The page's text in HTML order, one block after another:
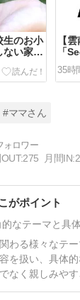
生のお小
ない家庭
【
「
「
起業
35時
法と備え
#ママさん
275 月間IN:
がポイント
的なテーマと具
わる様々なテ
を扱い、具体
なく親しみや